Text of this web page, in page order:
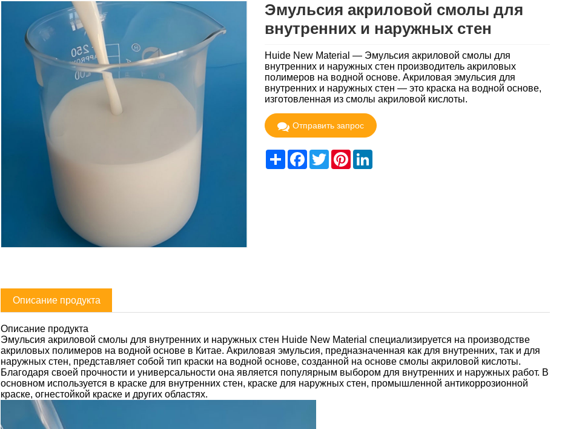
Эмульсия акриловой смолы для
внутренних и наружных стен
Huide New Material — Эмульсия акриловой смолы для
внутренних и наружных стен производитель акриловых
полимеров на водной основе. Акриловая эмульсия для
внутренних и наружных стен — это краска на водной основе,
изготовленная из смолы акриловой кислоты.
Отправить запрос
ShareFacebook
TwitterPinterestLinkedIn
Описание продукта
Описание продукта
Эмульсия акриловой смолы для внутренних и наружных стен Huide New Material специализируется на производстве
акриловых полимеров на водной основе в Китае. Акриловая эмульсия, предназначенная как для внутренних, так и для
наружных стен, представляет собой тип краски на водной основе, созданной на основе смолы акриловой кислоты.
Благодаря своей прочности и универсальности она является популярным выбором для внутренних и наружных работ. В
основном используется в краске для внутренних стен, краске для наружных стен, промышленной антикоррозионной
краске, огнестойкой краске и других областях.